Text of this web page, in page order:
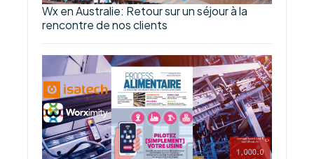
Wx en Australie: Retour sur un séjour à la
rencontre de nos clients